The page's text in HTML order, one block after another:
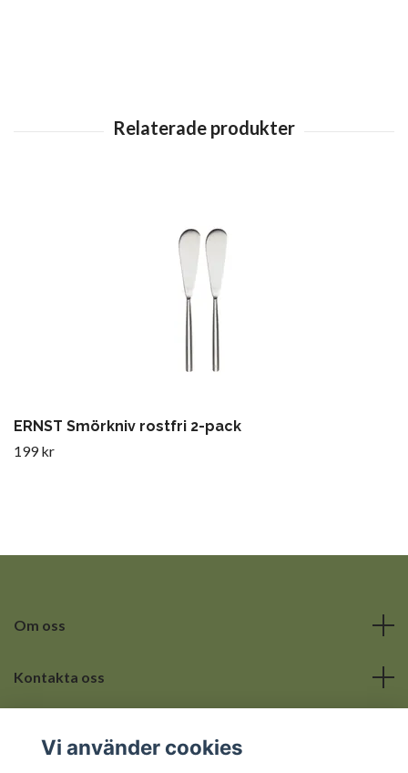
ERNST Smörkniv rostfri 2-pack
199 kr
Om oss
Kontakta oss
Vi använder cookies